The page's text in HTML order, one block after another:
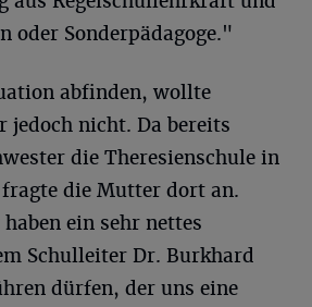
oder Sonderpädagoge."
abfinden, wollte
jedoch nicht. Da bereits
die Theresienschule in
die Mutter dort an.
ein sehr nettes
Schulleiter Dr. Burkhard
dürfen, der uns eine